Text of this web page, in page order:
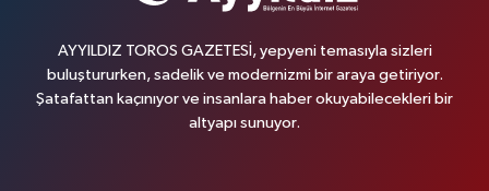
AYYILDIZ TOROS GAZETESİ, yepyeni temasıyla sizleri
buluştururken, sadelik ve modernizmi bir araya getiriyor.
Şatafattan kaçınıyor ve insanlara haber okuyabilecekleri bir
altyapı sunuyor.